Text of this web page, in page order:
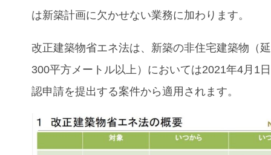
は新築計画に欠かせない業務に加わります。
改正建築物省エネ法は、新築の非住宅建築物（
300平方メートル以上）においては2021年4月1
認申請を提出する案件から適用されます。